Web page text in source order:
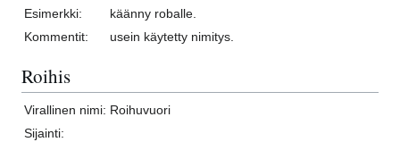
Esimerkki:
käänny roballe.
Kommentit:
usein käytetty nimitys.
Roihis
Virallinen nimi: Roihuvuori
Sijainti: